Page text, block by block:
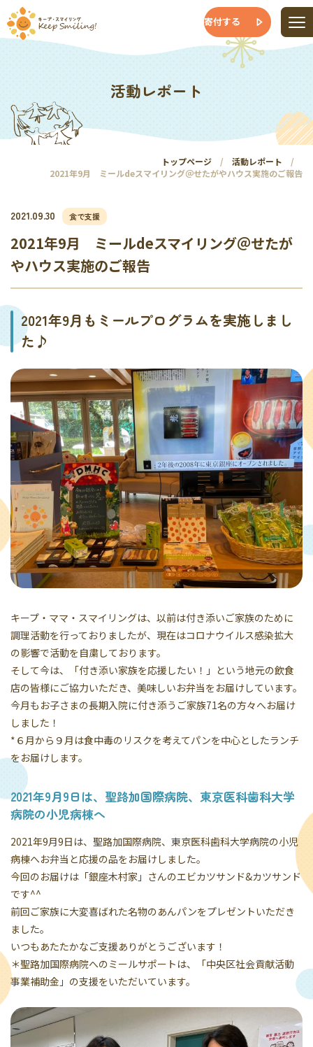
寄付する
活動レポート
トップページ
活動レポート
2021年9月 ミールdeスマイリング＠せたがやハウス実施のご報告
2021.09.30 食で支援
2021年9月 ミールdeスマイリング＠せたが
やハウス実施のご報告
2021年9月もミールプログラムを実施しまし
た♪
キープ・ママ・スマイリングは、以前は付き添いご家族のために
調理活動を行っておりましたが、現在はコロナウイルス感染拡大
の影響で活動を自粛しております。
そして今は、「付き添い家族を応援したい！」という地元の飲食
店の皆様にご協力いただき、美味しいお弁当をお届けしています。
今月もお子さまの長期入院に付き添うご家族71名の方々へお届け
しました！
*６月から９月は食中毒のリスクを考えてパンを中心としたランチ
をお届けします。
2021年9月9日は、聖路加国際病院、東京医科歯科大学
病院の小児病棟へ
2021年9月9日は、聖路加国際病院、東京医科歯科大学病院の小児
病棟へお弁当と応援の品をお届けしました。
今回のお届けは「銀座木村家」さんのエビカツサンド&カツサンド
です^^
前回ご家族に大変喜ばれた名物のあんパンをプレゼントいただき
ました。
いつもあたたかなご支援ありがとうございます！
＊聖路加国際病院へのミールサポートは、「中央区社会貢献活動
事業補助金」の支援をいただいています。